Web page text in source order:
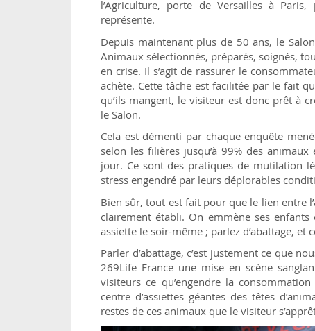
l’Agriculture, porte de Versailles à
représente.
Depuis maintenant plus de 50 ans, le
Animaux sélectionnés, préparés, soignés,
en crise. Il s’agit de rassurer le
achète. Cette tâche est facilitée par le fait
qu’ils mangent, le visiteur est donc prêt à
le Salon.
Cela est démenti par chaque enquête
selon les filières jusqu’à 99% des
jour. Ce sont des pratiques de mutilation
stress engendré par leurs déplorables
Bien sûr, tout est fait pour que le lien entre
clairement établi. On emmène ses
assiette le soir-même ; parlez d’abattage, et
Parler d’abattage, c’est justement ce que
269Life France une mise en scène
visiteurs ce qu’engendre la
centre d’assiettes géantes des têtes
restes de ces animaux que le visiteur